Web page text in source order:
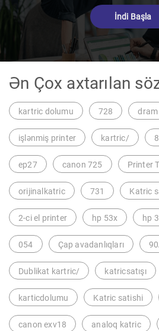
İndi Başla
Ən Çox axtarılan
kartric dolumu 728 dram
işlənmiş printer kartric/
ep27 canon 725 Printer
orijinalkatric 731 Katric
2-ci el printer hp 53x hp
054 Çap avadanlıqları
Dublikat kartric/ katricsatışı
karticdolumu Katric satishi
canon exv18 analoq katric